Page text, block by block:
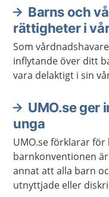
Barns och
rättigheter i
Som
inflytande över ditt
vara delaktigt i sin
UMO.se ger
unga
UMO.se förklarar
barnkonventionen
annat att alla barn
utnyttjade eller